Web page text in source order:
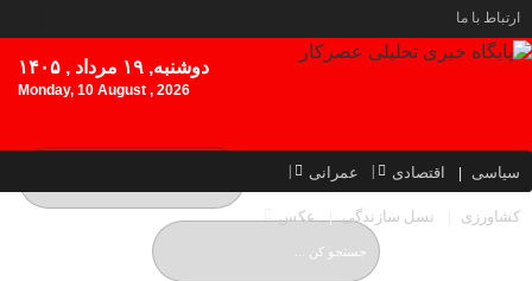
ارتباط با ما
دوشنبه, ۱۹ مرداد , ۱۴۰۵
Monday, 10 August , 2026
سیاسی اقتصادی عمرانی
کشاورزی نسل سازندگی عکس